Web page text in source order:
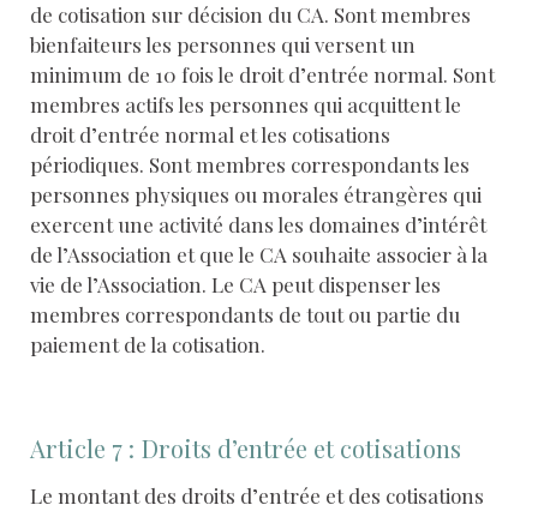
de cotisation sur décision du CA. Sont membres
bienfaiteurs les personnes qui versent un
minimum de 10 fois le droit d’entrée normal. Sont
membres actifs les personnes qui acquittent le
droit d’entrée normal et les cotisations
périodiques. Sont membres correspondants les
personnes physiques ou morales étrangères qui
exercent une activité dans les domaines d’intérêt
de l’Association et que le CA souhaite associer à la
vie de l’Association. Le CA peut dispenser les
membres correspondants de tout ou partie du
paiement de la cotisation.
Article 7 : Droits d’entrée et cotisations
Le montant des droits d’entrée et des cotisations